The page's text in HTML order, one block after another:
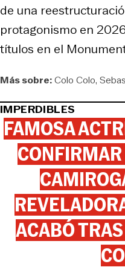
de una
protagonismo en
títulos en el
Más sobre:Colo Colo
IMPERDIBLES
FAMOSA
ACABÓ TRAS